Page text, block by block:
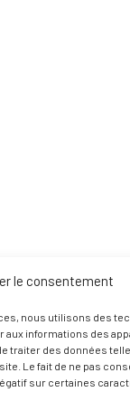
le consentement
nous utilisons des
informations des
traiter des données
Le fait de ne pas
sur certaines